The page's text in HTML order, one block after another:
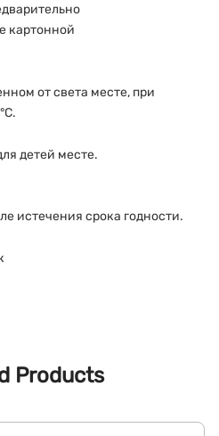
картонной
от света месте, при
детей месте.
истечения срока годности.
Products